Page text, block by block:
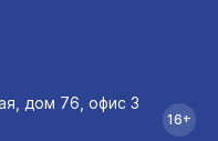
дом 76, офис 3
16+